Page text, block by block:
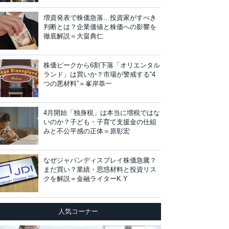
増資発表で株価急落…投資家がすべき
判断とは？企業価値と株価への影響を
徹底解説＝大畠典仁
株価ピークから6割下落「オリエンタル
ランド」は買いか？市場が警戒する“4
つの悪材料”＝峯岸恭一
4月開始「独身税」は本当に増税ではな
いのか？子ども・子育て支援金の仕組
みと不公平感の正体＝原彰宏
なぜジャパンディスプレイ株価急騰？
まだ買い？業績・思惑材料と投資リス
クを解説＝金融ライターK.Y
人気コーナー